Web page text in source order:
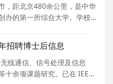
，距北京480余公里，是中华
办的第一所综合大学。学校
席乌兰夫任首任校长。学校
所重点
招聘博士后信息
线通信、信号处理及信息
十余项课题研究。已在 IEEE